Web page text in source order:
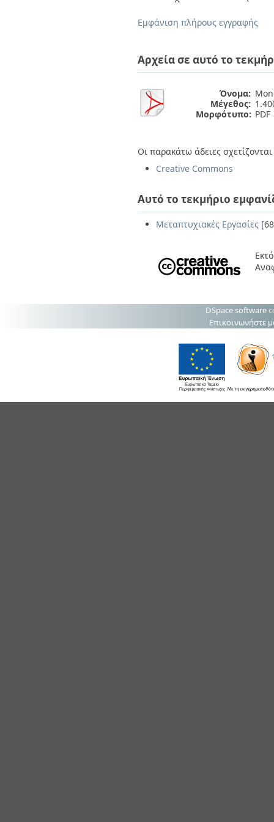
Εμφάνιση πλήρους εγγραφής
Αρχεία σε αυτό το
Όνομα:
Μέγεθος:
Μορφότυπο: PDF
Οι παρακάτω άδειες
Creative Commons
Αυτό το τεκμήριο
Μεταπτυχιακές Εργασίες
DSpace software
Επικοινωνήστε